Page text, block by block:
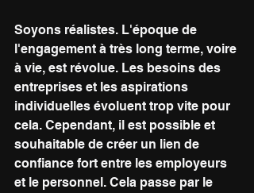
Soyons réalistes. L'époque de
l'engagement à très long terme, voire
à vie, est révolue. Les besoins des
entreprises et les aspirations
individuelles évoluent trop vite pour
cela. Cependant, il est possible et
souhaitable de créer un lien de
confiance fort entre les employeurs
et le personnel. Cela passe par le